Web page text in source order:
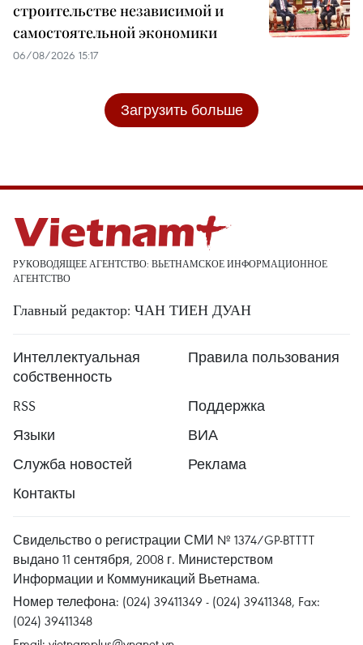
строительстве независимой и
самостоятельной экономики
06/08/2026 15:17
Загрузить больше
РУКОВОДЯЩЕЕ АГЕНТСТВО: ВЬЕТНАМСКОЕ ИНФОРМАЦИОННОЕ
АГЕНТСТВО
Главный редактор: ЧАН ТИЕН ДУАН
Интеллектуальная
собственность
Правила пользования
RSS
Поддержка
Языки
ВИА
Служба новостей
Реклама
Контакты
Свидельство о регистрации СМИ № 1374/GP-BTTTT
выдано 11 сентября, 2008 г. Министерством
Информации и Коммуникаций Вьетнама.
Номер телефона: (024) 39411349 - (024) 39411348, Fax:
(024) 39411348